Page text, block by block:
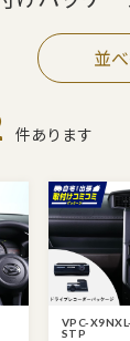
並
件あります
VPC-
STP